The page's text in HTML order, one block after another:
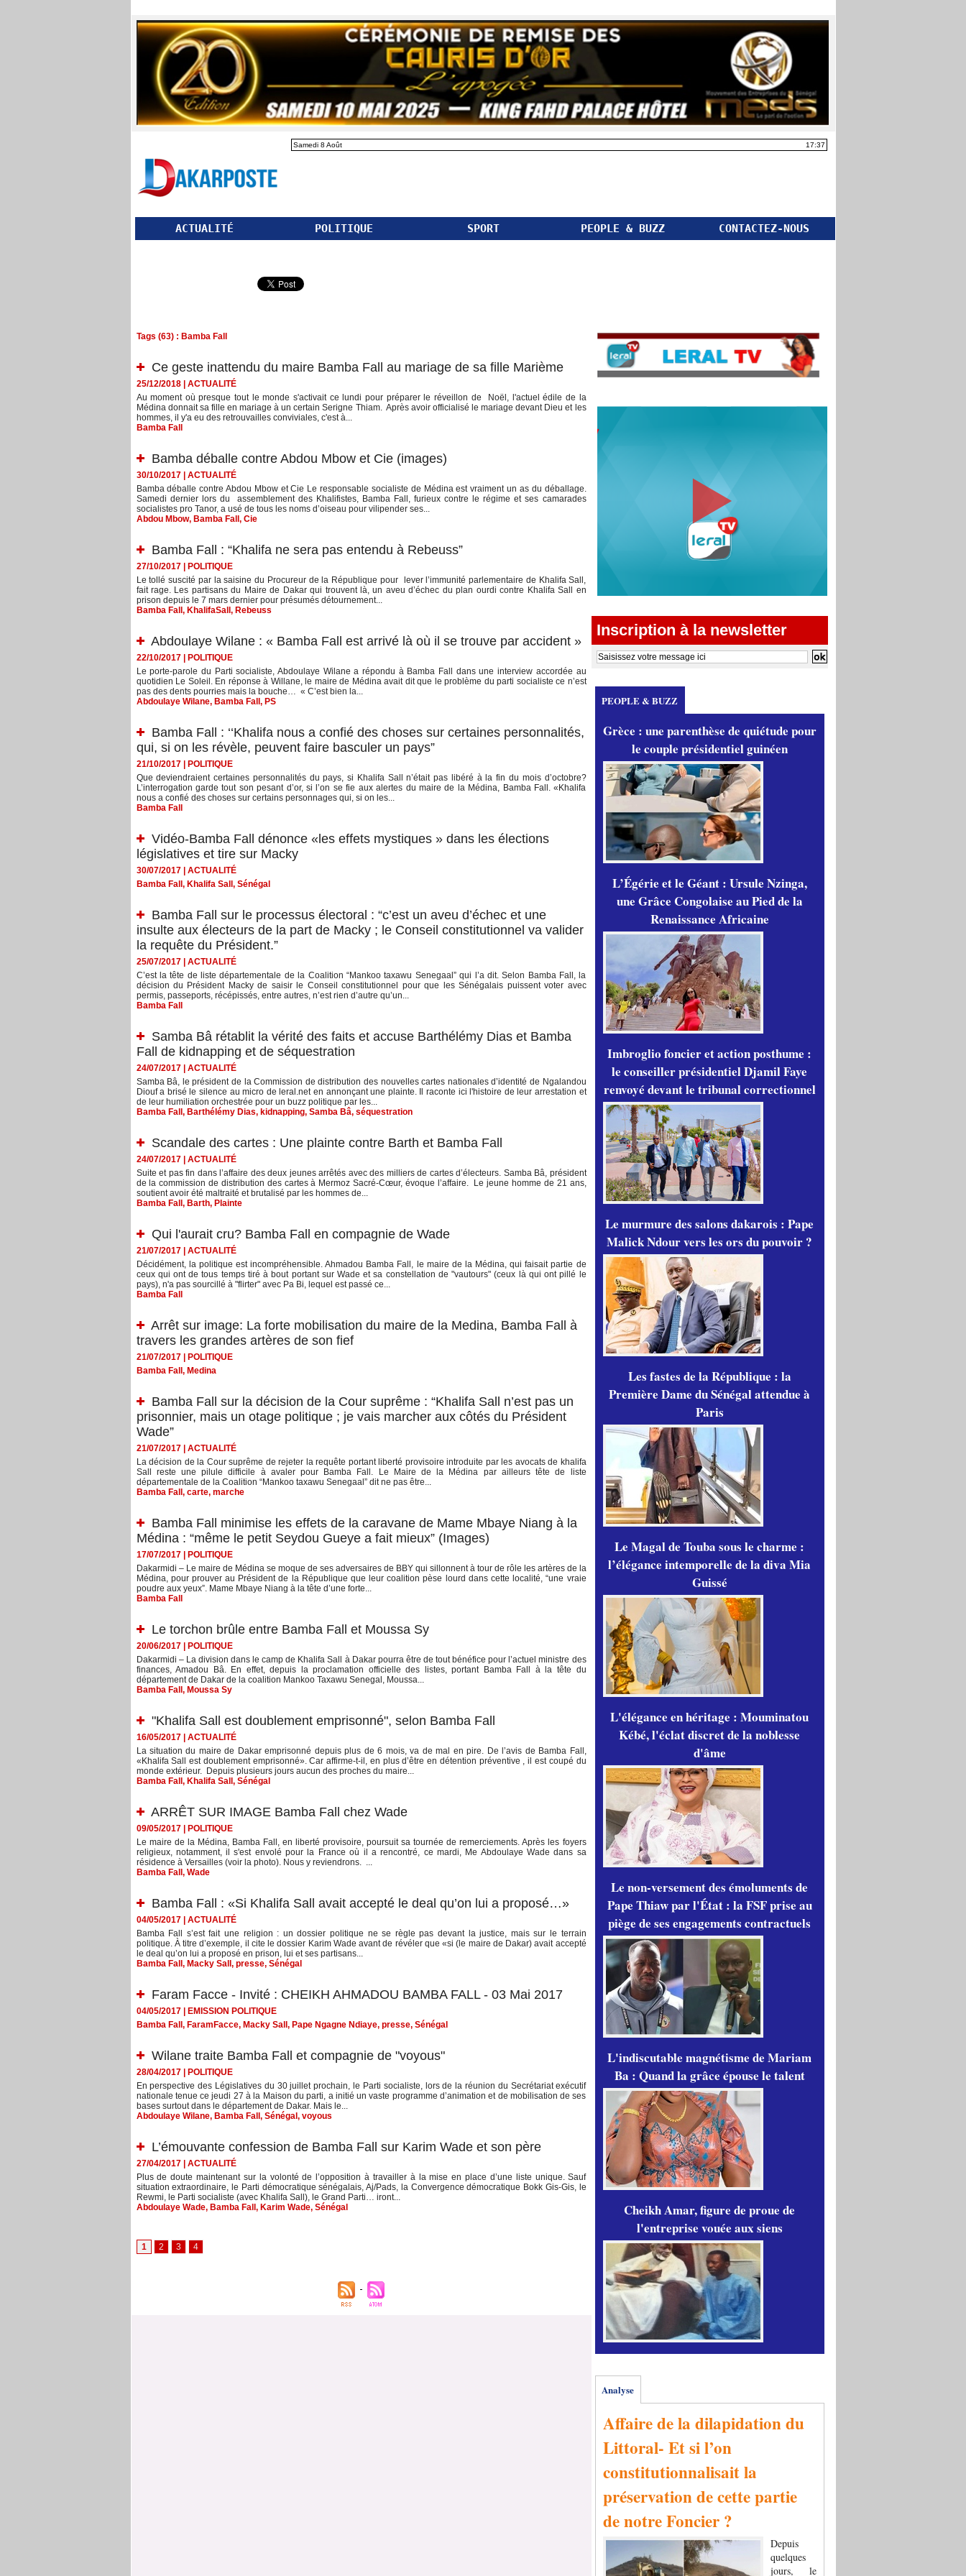
Samedi 8 Août 17:37
ACTUALITÉ POLITIQUE SPORT PEOPLE & BUZZ CONTACTEZ-NOUS
Tags (63) : Bamba Fall
Ce geste inattendu du maire Bamba Fall au mariage de sa fille Marième
25/12/2018| ACTUALITÉ
Au moment où presque tout le monde s'activait ce lundi pour préparer le réveillon de Noël, l'actuel édile de la
Médina donnait sa fille en mariage à un certain Serigne Thiam. Après avoir officialisé le mariage devant Dieu et les
hommes, il y'a eu des retrouvailles conviviales, c'est à...
Bamba Fall
Bamba déballe contre Abdou Mbow et Cie (images)
30/10/2017| ACTUALITÉ
Bamba déballe contre Abdou Mbow et Cie Le responsable socialiste de Médina est vraiment un as du déballage.
Samedi dernier lors du assemblement des Khalifistes, Bamba Fall, furieux contre le régime et ses camarades
socialistes pro Tanor, a usé de tous les noms d’oiseau pour vilipender ses...
Abdou Mbow, Bamba Fall , Cie
Bamba Fall : “Khalifa ne sera pas entendu à Rebeuss”
27/10/2017|
POLITIQUE
Le tollé suscité par la saisine du Procureur de la République pour lever l’immunité parlementaire de Khalifa Sall,
fait rage. Les partisans du Maire de Dakar qui trouvent là, un aveu d’échec du plan ourdi contre Khalifa Sall en
prison depuis le 7 mars dernier pour présumés détournement...
Bamba Fall , KhalifaSall , Rebeuss
Abdoulaye Wilane : « Bamba Fall est arrivé là où il se trouve par accident »
22/10/2017|
POLITIQUE
Le porte-parole du Parti socialiste, Abdoulaye Wilane a répondu à Bamba Fall dans une interview accordée au
quotidien Le Soleil. En réponse à Willane, le maire de Médina avait dit que le problème du parti socialiste ce n’est
pas des dents pourries mais la bouche… « C’est bien la...
Abdoulaye Wilane, Bamba Fall , PS
Bamba Fall : ‘‘Khalifa nous a confié des choses sur certaines personnalités,
qui, si on les révèle, peuvent faire basculer un pays”
21/10/2017|
POLITIQUE
Que deviendraient certaines personnalités du pays, si Khalifa Sall n’était pas libéré à la fin du mois d’octobre?
L’interrogation garde tout son pesant d’or, si l’on se fie aux alertes du maire de la Médina, Bamba Fall. «Khalifa
nous a confié des choses sur certains personnages qui, si on les...
Bamba Fall
Vidéo-Bamba Fall dénonce «les effets mystiques » dans les élections
législatives et tire sur Macky
30/07/2017| ACTUALITÉ
Bamba Fall , Khalifa Sall , Sénégal
Bamba Fall sur le processus électoral : “c’est un aveu d’échec et une
insulte aux électeurs de la part de Macky ; le Conseil constitutionnel va valider
la requête du Président.”
25/07/2017| ACTUALITÉ
C’est la tête de liste départementale de la Coalition “Mankoo taxawu Senegaal” qui l’a dit. Selon Bamba Fall, la
décision du Président Macky de saisir le Conseil constitutionnel pour que les Sénégalais puissent voter avec
permis, passeports, récépissés, entre autres, n’est rien d’autre qu’un...
Bamba Fall
Samba Bâ rétablit la vérité des faits et accuse Barthélémy Dias et Bamba
Fall de kidnapping et de séquestration
24/07/2017| ACTUALITÉ
Samba Bâ, le président de la Commission de distribution des nouvelles cartes nationales d’identité de Ngalandou
Diouf a brisé le silence au micro de leral.net en annonçant une plainte. Il raconte ici l'histoire de leur arrestation et
de leur humiliation orchestrée pour un buzz politique par les...
Bamba Fall , Barthélémy Dias, kidnapping, Samba Bâ, séquestration
Scandale des cartes : Une plainte contre Barth et Bamba Fall
24/07/2017| ACTUALITÉ
Suite et pas fin dans l’affaire des deux jeunes arrêtés avec des milliers de cartes d’électeurs. Samba Bâ, président
de la commission de distribution des cartes à Mermoz Sacré-Cœur, évoque l’affaire. Le jeune homme de 21 ans,
soutient avoir été maltraité et brutalisé par les hommes de...
Bamba Fall , Barth, Plainte
Qui l'aurait cru? Bamba Fall en compagnie de Wade
21/07/2017| ACTUALITÉ
Décidément, la politique est incompréhensible. Ahmadou Bamba Fall, le maire de la Médina, qui faisait partie de
ceux qui ont de tous temps tiré à bout portant sur Wade et sa constellation de "vautours" (ceux là qui ont pillé le
pays), n'a pas sourcillé à "flirter" avec Pa Bi, lequel est passé ce...
Bamba Fall
Arrêt sur image: La forte mobilisation du maire de la Medina, Bamba Fall à
travers les grandes artères de son fief
21/07/2017|
POLITIQUE
Bamba Fall , Medina
Bamba Fall sur la décision de la Cour suprême : “Khalifa Sall n’est pas un
prisonnier, mais un otage politique ; je vais marcher aux côtés du Président
Wade”
21/07/2017| ACTUALITÉ
La décision de la Cour suprême de rejeter la requête portant liberté provisoire introduite par les avocats de khalifa
Sall reste une pilule difficile à avaler pour Bamba Fall. Le Maire de la Médina par ailleurs tête de liste
départementale de la Coalition “Mankoo taxawu Senegaal” dit ne pas être...
Bamba Fall , carte, marche
Bamba Fall minimise les effets de la caravane de Mame Mbaye Niang à la
Médina : “même le petit Seydou Gueye a fait mieux” (Images)
17/07/2017|
POLITIQUE
Dakarmidi – Le maire de Médina se moque de ses adversaires de BBY qui sillonnent à tour de rôle les artères de la
Médina, pour prouver au Président de la République que leur coalition pèse lourd dans cette localité, “une vraie
poudre aux yeux”. Mame Mbaye Niang à la tête d’une forte...
Bamba Fall
Le torchon brûle entre Bamba Fall et Moussa Sy
20/06/2017|
POLITIQUE
Dakarmidi – La division dans le camp de Khalifa Sall à Dakar pourra être de tout bénéfice pour l’actuel ministre des
finances, Amadou Bâ. En effet, depuis la proclamation officielle des listes, portant Bamba Fall à la tête du
département de Dakar de la coalition Mankoo Taxawu Senegal, Moussa...
Bamba Fall , Moussa Sy
"Khalifa Sall est doublement emprisonné", selon Bamba Fall
16/05/2017| ACTUALITÉ
La situation du maire de Dakar emprisonné depuis plus de 6 mois, va de mal en pire. De l’avis de Bamba Fall,
«Khalifa Sall est doublement emprisonné». Car affirme-t-il, en plus d’être en détention préventive , il est coupé du
monde extérieur. Depuis plusieurs jours aucun des proches du maire...
Bamba Fall , Khalifa Sall , Sénégal
ARRÊT SUR IMAGE Bamba Fall chez Wade
09/05/2017|
POLITIQUE
Le maire de la Médina, Bamba Fall, en liberté provisoire, poursuit sa tournée de remerciements. Après les foyers
religieux, notamment, il s'est envolé pour la France où il a rencontré, ce mardi, Me Abdoulaye Wade dans sa
résidence à Versailles (voir la photo). Nous y reviendrons. ...
Bamba Fall , Wade
Bamba Fall : «Si Khalifa Sall avait accepté le deal qu’on lui a proposé…»
04/05/2017| ACTUALITÉ
Bamba Fall s’est fait une religion : un dossier politique ne se règle pas devant la justice, mais sur le terrain
politique. À titre d’exemple, il cite le dossier Karim Wade avant de révéler que «si (le maire de Dakar) avait accepté
le deal qu’on lui a proposé en prison, lui et ses partisans...
Bamba Fall , Macky Sall , presse, Sénégal
Faram Facce - Invité : CHEIKH AHMADOU BAMBA FALL - 03 Mai 2017
04/05/2017|
EMISSION POLITIQUE
Bamba Fall , FaramFacce, Macky Sall , Pape Ngagne Ndiaye, presse, Sénégal
Wilane traite Bamba Fall et compagnie de "voyous"
28/04/2017|
POLITIQUE
En perspective des Législatives du 30 juillet prochain, le Parti socialiste, lors de la réunion du Secrétariat exécutif
nationale tenue ce jeudi 27 à la Maison du parti, a initié un vaste programme d’animation et de mobilisation de ses
bases surtout dans le département de Dakar. Mais le...
Abdoulaye Wilane, Bamba Fall , Sénégal , voyous
L’émouvante confession de Bamba Fall sur Karim Wade et son père
27/04/2017| ACTUALITÉ
Plus de doute maintenant sur la volonté de l’opposition à travailler à la mise en place d’une liste unique. Sauf
situation extraordinaire, le Parti démocratique sénégalais, Aj/Pads, la Convergence démocratique Bokk Gis-Gis, le
Rewmi, le Parti socialiste (avec Khalifa Sall), le Grand Parti… iront...
Abdoulaye Wade, Bamba Fall , Karim Wade, Sénégal
1 2 3 4
Inscription à la newsletter
PEOPLE & BUZZ
Grèce : une parenthèse de quiétude pour
le couple présidentiel guinéen
L’Égérie et le Géant : Ursule Nzinga,
une Grâce Congolaise au Pied de la
Renaissance Africaine
Imbroglio foncier et action posthume :
le conseiller présidentiel Djamil Faye
renvoyé devant le tribunal correctionnel
Le murmure des salons dakarois : Pape
Malick Ndour vers les ors du pouvoir ?
Les fastes de la République : la
Première Dame du Sénégal attendue à
Paris
Le Magal de Touba sous le charme :
l’élégance intemporelle de la diva Mia
Guissé
L'élégance en héritage : Mouminatou
Kébé, l'éclat discret de la noblesse
d'âme
Le non-versement des émoluments de
Pape Thiaw par l'État : la FSF prise au
piège de ses engagements contractuels
L'indiscutable magnétisme de Mariam
Ba : Quand la grâce épouse le talent
Cheikh Amar, figure de proue de
l'entreprise vouée aux siens
Analyse
Affaire de la dilapidation du
Littoral- Et si l’on
constitutionnalisait la
préservation de cette partie
de notre Foncier ?
Depuis
quelques
jours, le